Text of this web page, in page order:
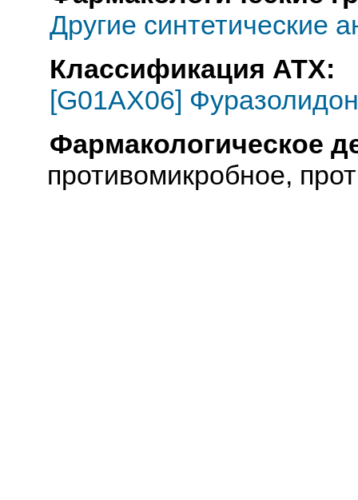
Другие синтетические
Классификация АТХ:
[G01AX06] Фуразолидон
Фармакологическое
противомикробное,